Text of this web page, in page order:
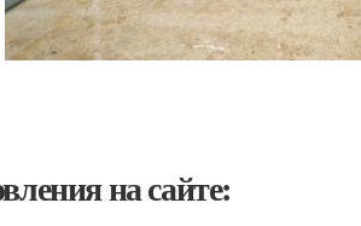
на сайте: